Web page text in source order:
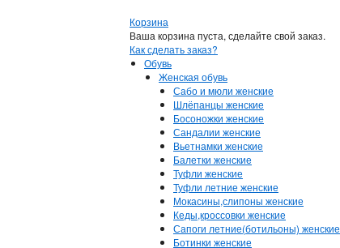
Корзина
Ваша корзина пуста, сделайте свой заказ.
Как сделать заказ?
Обувь
Женская обувь
Сабо и мюли женские
Шлёпанцы женские
Босоножки женские
Сандалии женские
Вьетнамки женские
Балетки женские
Туфли женские
Туфли летние женские
Мокасины,слипоны женские
Кеды,кроссовки женские
Сапоги летние(ботильоны) женские
Ботинки женские